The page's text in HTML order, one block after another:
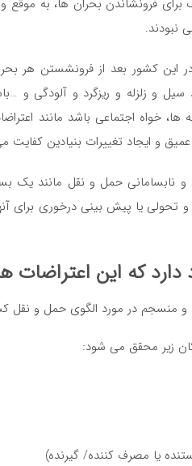
نبودند.
این کشور بعد از فرونشستن هر
و زلزله و ریزگرد و آلودگی و
ها، خواه اجتماعی باشد مانند
و ایجاد تغییرات بنیادین کفایت
و نابسامانی حمل و نقل مانند
و تحولی یا پیش بینی درخوری
که این اعتراضات
و منسجم در مورد الگوی حمل و
زیر محقق می شود:
یا مصرف کننده/ گیرنده)